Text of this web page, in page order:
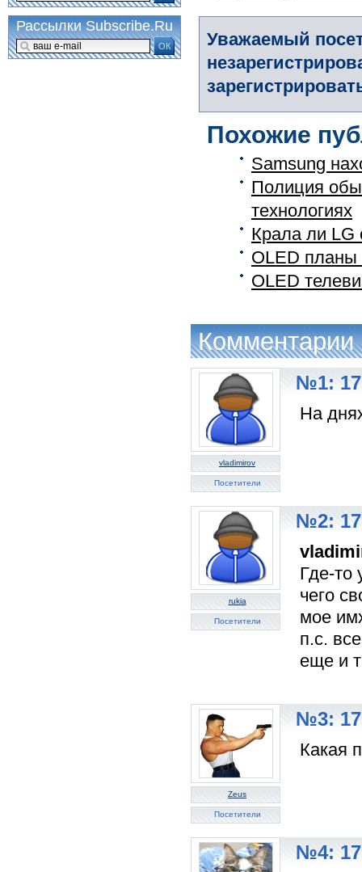
Уважаемый
Похожие
Samsung
Полиция
технологиях
Крала ли LG
OLED планы
OLED
Комментарии
vladimirov
Посетители
№1: 17
На
rukia
Посетители
№2: 17
Где-то
чего
мое
п.с.
еще и
Zeus
Посетители
№3: 17
Какая
№4: 17
Рассылки Subscribe.Ru
ОК